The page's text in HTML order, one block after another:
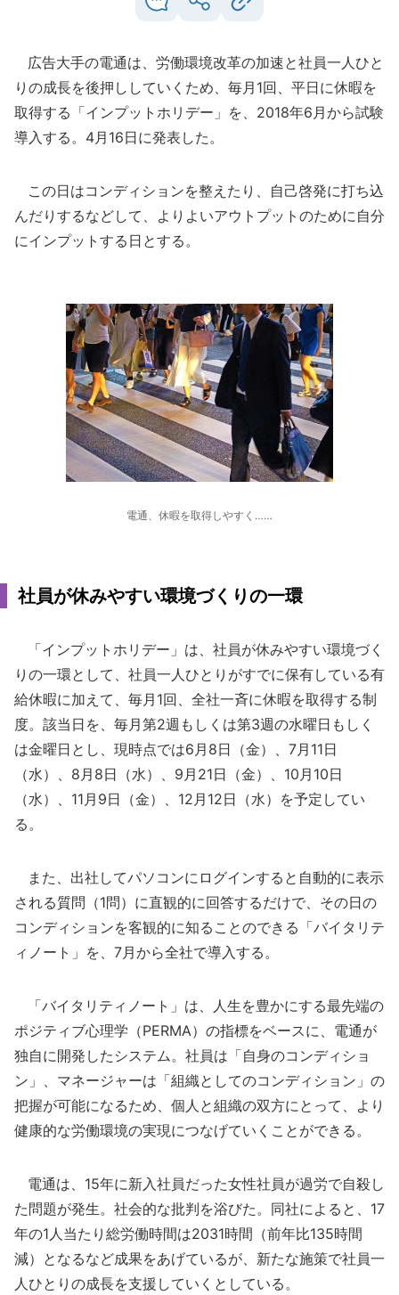
広告大手の電通は、労働環境改革の加速と社員一人ひと
りの成長を後押ししていくため、毎月1回、平日に休暇を
取得する「インプットホリデー」を、2018年6月から試験
導入する。4月16日に発表した。
この日はコンディションを整えたり、自己啓発に打ち込
んだりするなどして、よりよいアウトプットのために自分
にインプットする日とする。
電通、休暇を取得しやすく……
社員が休みやすい環境づくりの一環
「インプットホリデー」は、社員が休みやすい環境づく
りの一環として、社員一人ひとりがすでに保有している有
給休暇に加えて、毎月1回、全社一斉に休暇を取得する制
度。該当日を、毎月第2週もしくは第3週の水曜日もしく
は金曜日とし、現時点では6月8日（金）、7月11日
（水）、8月8日（水）、9月21日（金）、10月10日
（水）、11月9日（金）、12月12日（水）を予定してい
る。
また、出社してパソコンにログインすると自動的に表示
される質問（1問）に直観的に回答するだけで、その日の
コンディションを客観的に知ることのできる「バイタリテ
ィノート」を、7月から全社で導入する。
「バイタリティノート」は、人生を豊かにする最先端の
ポジティブ心理学（PERMA）の指標をベースに、電通が
独自に開発したシステム。社員は「自身のコンディショ
ン」、マネージャーは「組織としてのコンディション」の
把握が可能になるため、個人と組織の双方にとって、より
健康的な労働環境の実現につなげていくことができる。
電通は、15年に新入社員だった女性社員が過労で自殺し
た問題が発生。社会的な批判を浴びた。同社によると、17
年の1人当たり総労働時間は2031時間（前年比135時間
減）となるなど成果をあげているが、新たな施策で社員一
人ひとりの成長を支援していくとしている。